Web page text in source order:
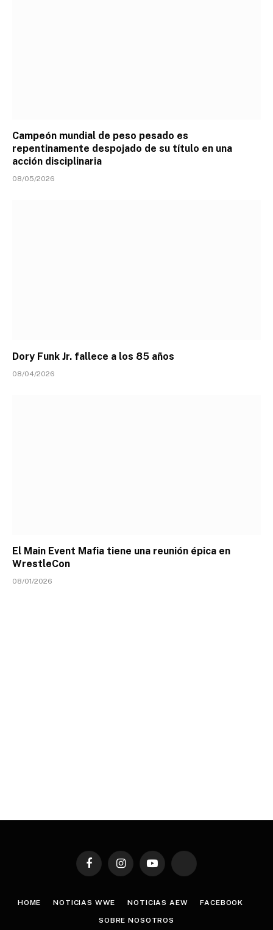
Campeón mundial de peso pesado es
repentinamente despojado de su título en una
acción disciplinaria
08/05/2026
Dory Funk Jr. fallece a los 85 años
08/04/2026
El Main Event Mafia tiene una reunión épica en
WrestleCon
08/01/2026
FacebookInstagramYouTube TikTok
HOME NOTICIAS WWE NOTICIAS AEW FACEBOOK
SOBRE NOSOTROS